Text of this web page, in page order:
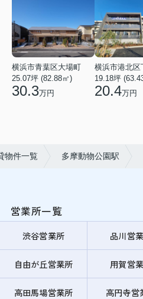
横浜市青葉区大場町
25.07坪 (82.88㎡)
30.3万円
19.18坪
20.4万円
物件一覧 多摩動物公園駅
営業所一覧
渋谷営業所 品川営
自由が丘営業所 用賀営
高田馬場営業所 高円寺営